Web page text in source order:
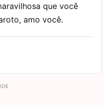
que você
amo você.